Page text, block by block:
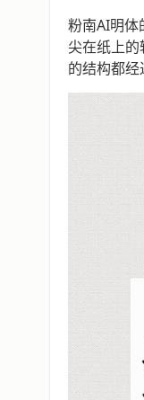
粉南AI明体
尖在纸上
的结构都经